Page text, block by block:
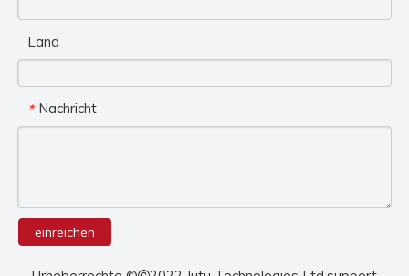
Land
* Nachricht
einreichen